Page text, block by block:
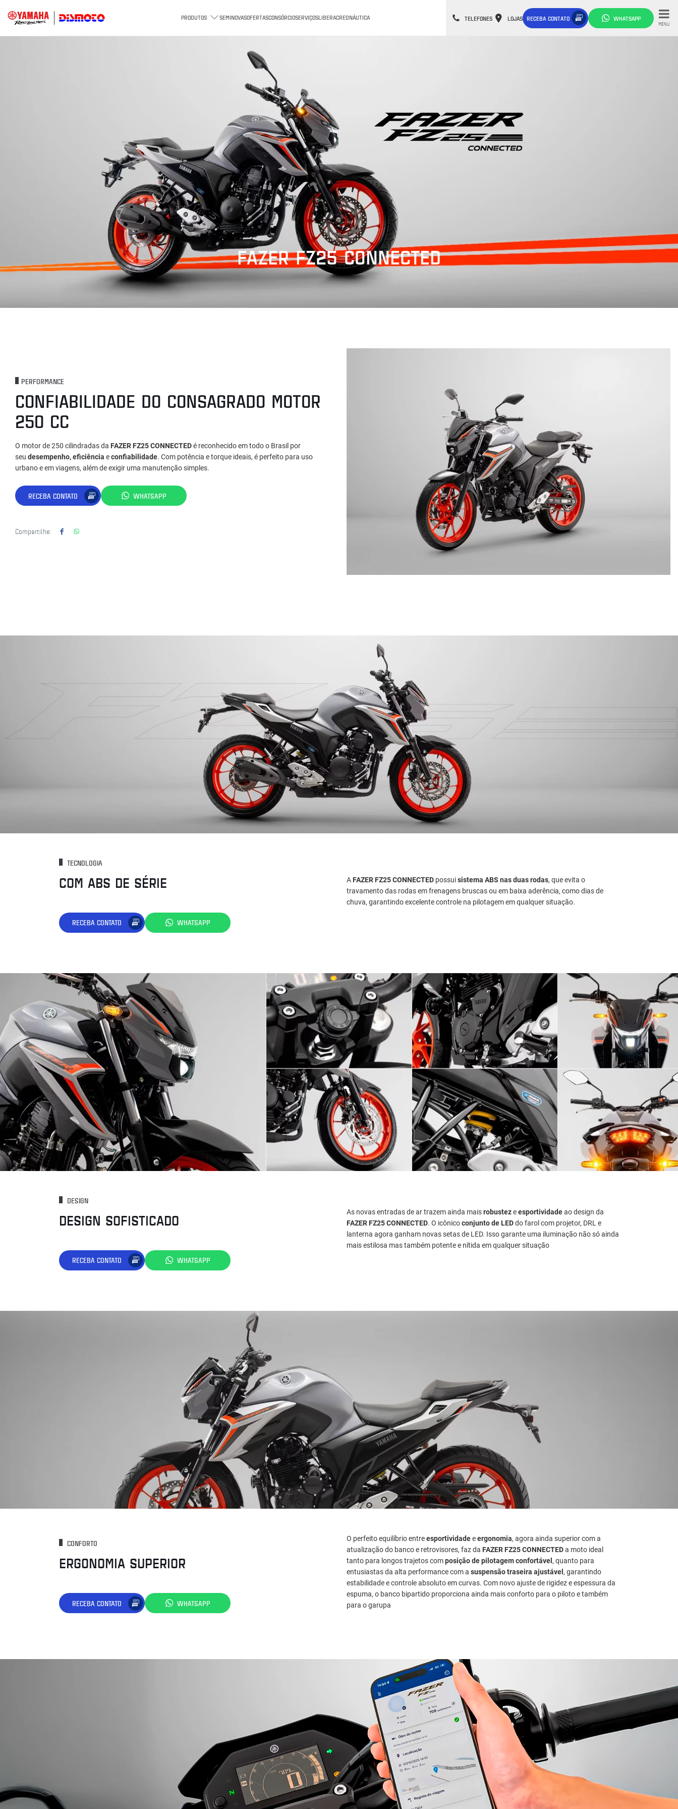
PRODUTOS SEMINOVASOFERTASCONSÓRCIOSERVIÇOSLIBERACREDNÁUTICA TELEFONES LOJAS RECEBA CONTATO WHATSAPP
MENU
FAZER FZ25 CONNECTED
PERFORMANCE
CONFIABILIDADE DO CONSAGRADO MOTOR
250 CC
O motor de 250 cilindradas da FAZER FZ25 CONNECTEDé reconhecido em todo o Brasil por
seu desempenho, eficiência econfiabilidade. Com potência e torque ideais, é perfeito para uso
urbano e em viagens, além de exigir uma manutenção simples.
RECEBA CONTATO WHATSAPP
Compartilhe:
TECNOLOGIA
COM ABS DE SÉRIE
RECEBA CONTATO WHATSAPP
A FAZER FZ25 CONNECTED possuisistema ABS nas duas rodas, que evita o
travamento das rodas em frenagens bruscas ou em baixa aderência, como dias de
chuva, garantindo excelente controle na pilotagem em qualquer situação.
DESIGN
DESIGN SOFISTICADO
RECEBA CONTATO WHATSAPP
As novas entradas de ar trazem ainda maisrobustezeesportividadeao design da
FAZER FZ25 CONNECTED. O icônicoconjunto de LEDdo farol com projetor, DRL e
lanterna agora ganham novas setas de LED. Isso garante uma iluminação não só ainda
mais estilosa mas também potente e nítida em qualquer situação
CONFORTO
ERGONOMIA SUPERIOR
RECEBA CONTATO WHATSAPP
O perfeito equilíbrio entreesportividadeeergonomia, agora ainda superior com a
atualização do banco e retrovisores, faz da FAZER FZ25 CONNECTEDa moto ideal
tanto para longos trajetos composição de pilotagem confortável , quanto para
entusiastas da alta performance com a suspensão traseira ajustável , garantindo
estabilidade e controle absoluto em curvas. Com novo ajuste de rigidez e espessura da
espuma, o banco bipartido proporciona ainda mais conforto para o piloto e também
para o garupa